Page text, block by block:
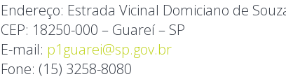
Endereço: Estrada Vicinal Domiciano de
CEP: 18250-000 – Guareí – SP
E-mail: p1guarei@sp.gov.br
Fone: (15) 3258-8080